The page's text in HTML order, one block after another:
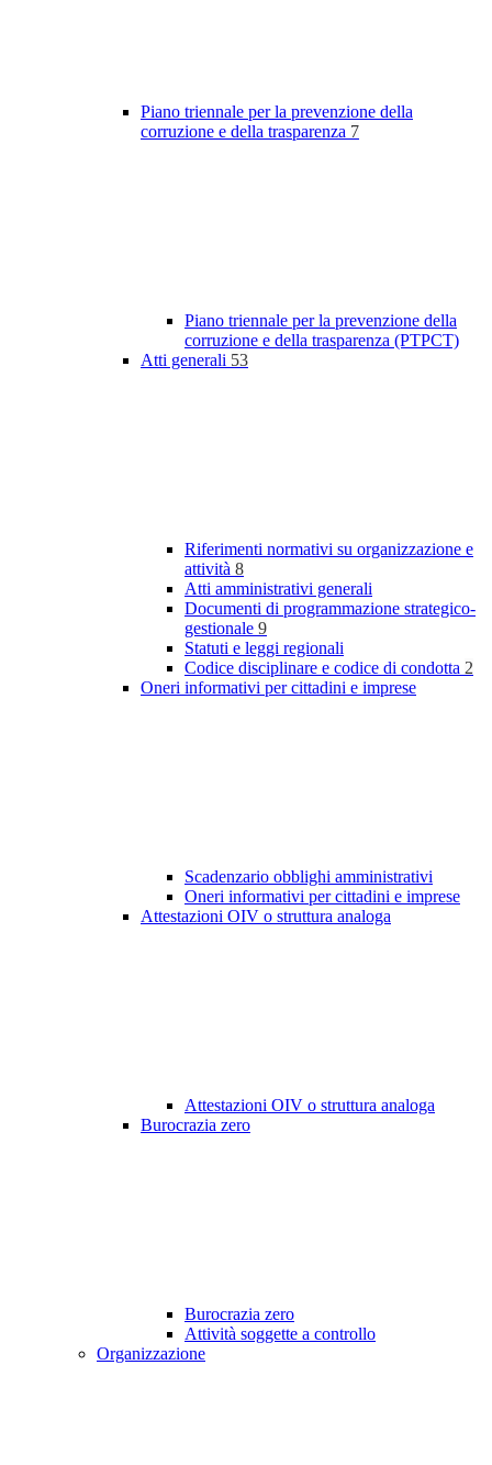
Piano triennale per la prevenzione della
corruzione e della trasparenza 7
Piano triennale per la prevenzione della
corruzione e della trasparenza (PTPCT)
Atti generali 53
Riferimenti normativi su organizzazione e
attività 8
Atti amministrativi generali
Documenti di programmazione strategico-
gestionale 9
Statuti e leggi regionali
Codice disciplinare e codice di condotta 2
Oneri informativi per cittadini e imprese
Scadenzario obblighi amministrativi
Oneri informativi per cittadini e imprese
Attestazioni OIV o struttura analoga
Attestazioni OIV o struttura analoga
Burocrazia zero
Burocrazia zero
Attività soggette a controllo
Organizzazione